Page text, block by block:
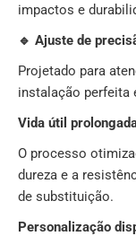
impactos e
🔹 Ajuste de
Projetado para
instalação perfeita
Vida útil
O processo
dureza e a
de substituição.
Personalização